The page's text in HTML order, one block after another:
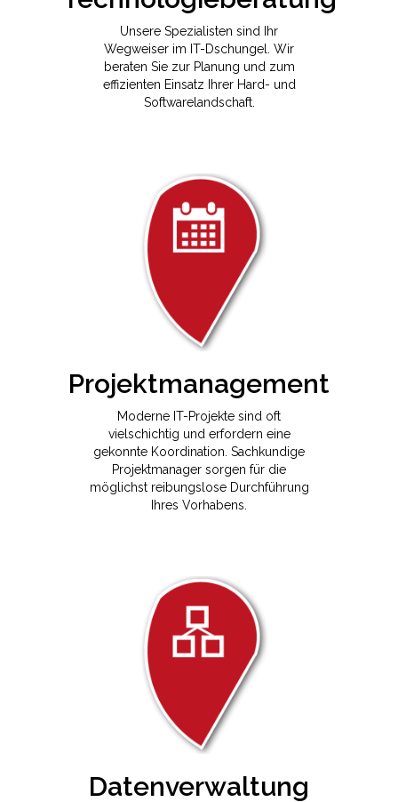
Unsere Spezialisten sind Ihr
Wegweiser im IT-Dschungel. Wir
beraten Sie zur Planung und zum
effizienten Einsatz Ihrer Hard- und
Softwarelandschaft.
Moderne IT-Projekte sind oft
vielschichtig und erfordern eine
gekonnte Koordination. Sachkundige
Projektmanager sorgen für die
möglichst reibungslose Durchführung
Ihres Vorhabens.
Datenverwaltung